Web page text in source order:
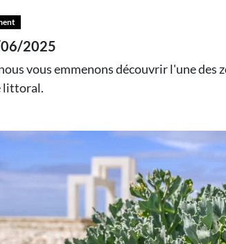
2025
vous emmenons découvrir l'une
littoral.